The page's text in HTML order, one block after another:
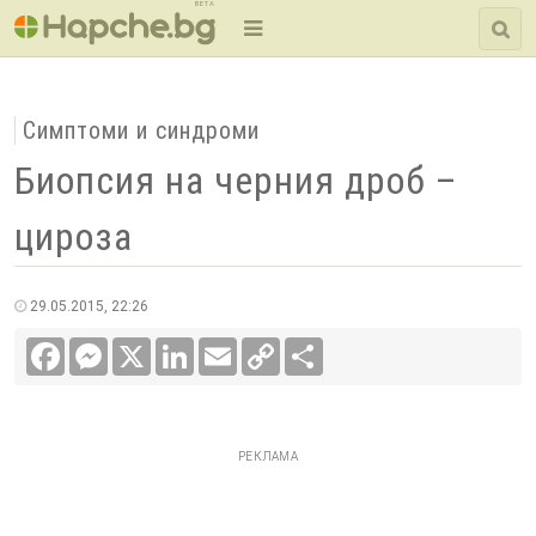
BETA
Симптоми и синдроми
Биопсия на черния дроб –
цироза
29.05.2015, 22:26
FacebookMessenger LinkedInEmail
Copy
Link
РЕКЛАМА